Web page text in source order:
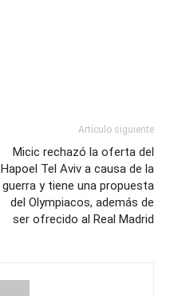
Artículo siguiente
Micic rechazó la oferta del
Hapoel Tel Aviv a causa de la
guerra y tiene una propuesta
del Olympiacos, además de
ser ofrecido al Real Madrid